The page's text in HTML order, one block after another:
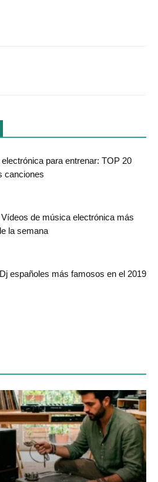
para entrenar: TOP 20
canciones
de música electrónica más
la semana
españoles más famosos en el 2019